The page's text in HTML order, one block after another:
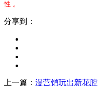
性 。
分享到：
上一篇： 漫营销玩出新花腔